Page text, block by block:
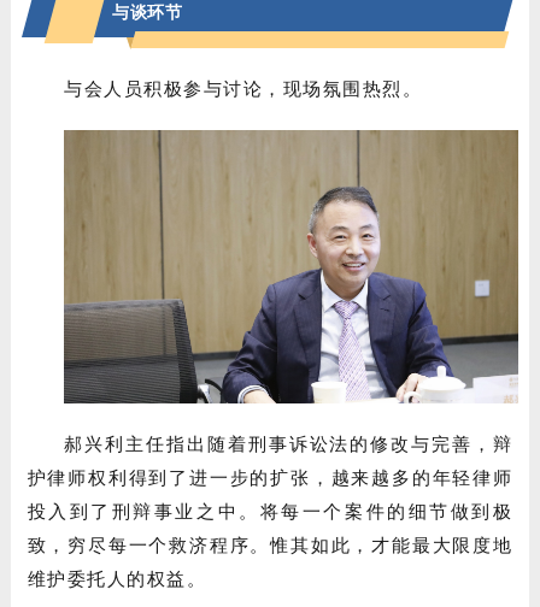
与谈环节
与会人员积极参与讨论，现场氛围热烈。
郝兴利主任指出随着刑事诉讼法的修改与完善，辩
护律师权利得到了进一步的扩张，越来越多的年轻律师
投入到了刑辩事业之中。将每一个案件的细节做到极
致，穷尽每一个救济程序。惟其如此，才能最大限度地
维护委托人的权益。